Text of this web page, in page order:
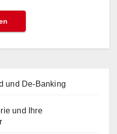
und De-Banking
und Ihre